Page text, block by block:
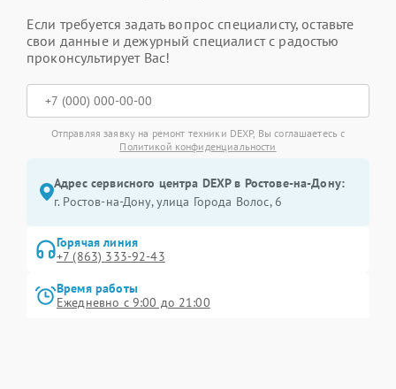
Если требуется задать вопрос специалисту, оставьте
свои данные и дежурный специалист с радостью
проконсультирует Вас!
Отправляя заявку на ремонт техники DEXP, Вы соглашаетесь с
Политикой конфиденциальности
Адрес сервисного центра DEXP в Ростове-на-Дону:
г. Ростов-на-Дону, улица Города Волос, 6
Горячая линия
+7 (863) 333-92-43
Время работы
Ежедневно с 9:00 до 21:00